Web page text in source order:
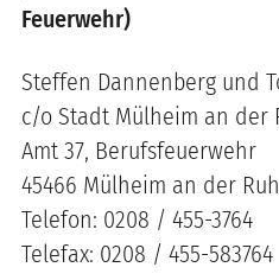
Feuerwehr)
Steffen Dannenberg und
c/o Stadt Mülheim an der
Amt 37, Berufsfeuerwehr
45466 Mülheim an der
Telefon: 0208 / 455-3764
Telefax: 0208 / 455-583764